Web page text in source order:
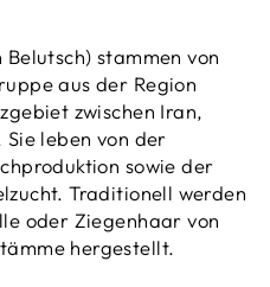
stammen von
aus der Region
zwischen Iran,
Sie leben von der
sowie der
Traditionell werden
oder Ziegenhaar von
hergestellt.